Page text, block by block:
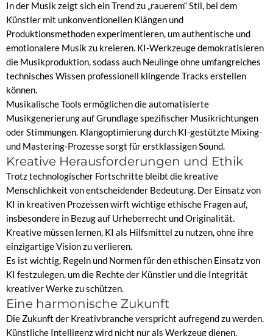
In der Musik zeigt sich ein Trend zu „rauerem“ Stil, bei dem
Künstler mit unkonventionellen Klängen und
Produktionsmethoden experimentieren, um authentische und
emotionalere Musik zu kreieren. KI-Werkzeuge demokratisieren
die Musikproduktion, sodass auch Neulinge ohne umfangreiches
technisches Wissen professionell klingende Tracks erstellen
können.
Musikalische Tools ermöglichen die automatisierte
Musikgenerierung auf Grundlage spezifischer Musikrichtungen
oder Stimmungen. Klangoptimierung durch KI-gestützte Mixing-
und Mastering-Prozesse sorgt für erstklassigen Sound.
Kreative Herausforderungen und Ethik
Trotz technologischer Fortschritte bleibt die kreative
Menschlichkeit von entscheidender Bedeutung. Der Einsatz von
KI in kreativen Prozessen wirft wichtige ethische Fragen auf,
insbesondere in Bezug auf Urheberrecht und Originalität.
Kreative müssen lernen, KI als Hilfsmittel zu nutzen, ohne ihre
einzigartige Vision zu verlieren.
Es ist wichtig, Regeln und Normen für den ethischen Einsatz von
KI festzulegen, um die Rechte der Künstler und die Integrität
kreativer Werke zu schützen.
Eine harmonische Zukunft
Die Zukunft der Kreativbranche verspricht aufregend zu werden.
Künstliche Intelligenz wird nicht nur als Werkzeug dienen,